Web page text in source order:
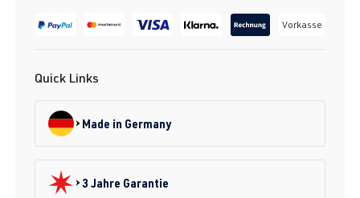
Vorkasse
Quick Links
Made in Germany
3 Jahre Garantie